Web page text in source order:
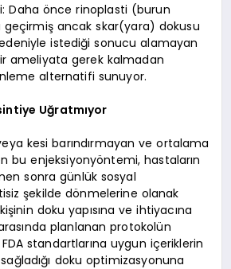
Daha önce rinoplasti (burun
ancak skar(yara) dokusu
istediği sonucu alamayan
ameliyata gerek kalmadan
alternatifi sunuyor.
Uğratmıyor
kesi barındırmayan ve ortalama
bu enjeksiyonyöntemi, hastaların
sonra günlük sosyal
şekilde dönmelerine olanak
doku yapısına ve ihtiyacına
planlanan protokolün
FDA standartlarına uygun içeriklerin
doku optimizasyonuna